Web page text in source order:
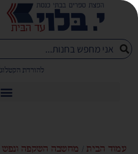
להורדת הקטלוג
עמוד הבית/ מחשבה השקפה ונפש